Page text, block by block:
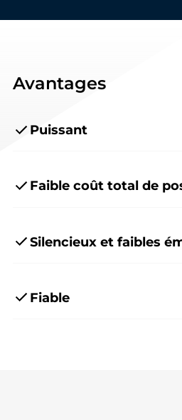
Avantages
Puissant
Faible coût total de
Silencieux et faibles
Fiable